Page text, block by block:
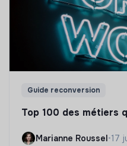
Guide reconversion
Top 100 des métiers
Marianne Roussel•17